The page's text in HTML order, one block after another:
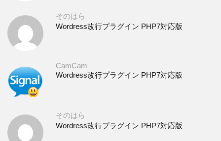
そのはら
Wordress改行プラグイン PHP7対応版
CamCam
Wordress改行プラグイン PHP7対応版
そのはら
Wordress改行プラグイン PHP7対応版